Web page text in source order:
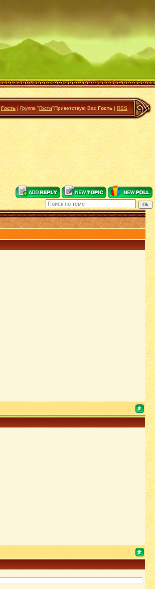
Гость | Группа "Гости"Приветствую Вас Гость | RSS